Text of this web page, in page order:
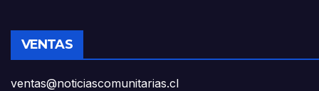
VENTAS
ventas@noticiascomunitarias.cl